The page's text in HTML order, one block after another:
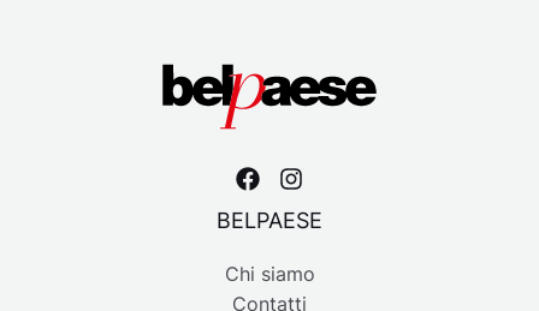
BELPAESE
Chi siamo
Contatti